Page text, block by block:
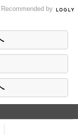
Recommended by